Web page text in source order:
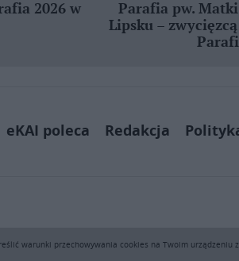
2026 w
Parafia pw.
Lipsku –
eKAI poleca Redakcja
uprzedniej pisemnej zgody KAI zabronione
warunki przechowywania cookies na Twoim urządzeniu